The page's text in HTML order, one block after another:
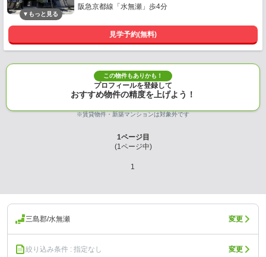
阪急京都線「水無瀬」歩4分
見学予約(無料)
この物件もありかも！
プロフィールを登録して
おすすめ物件の精度を上げよう！
※賃貸物件・新築マンションは対象外です
1ページ目
(1ページ中)
1
三島郡/水無瀬 変更
絞り込み条件 : 指定なし 変更